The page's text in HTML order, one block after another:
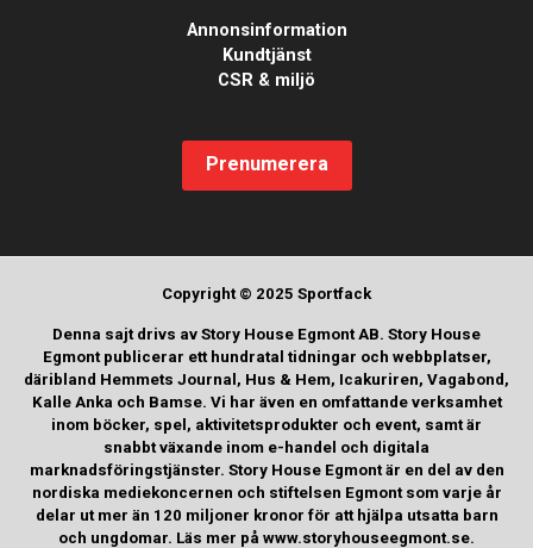
Annonsinformation
Kundtjänst
CSR & miljö
Prenumerera
Copyright © 2025 Sportfack
Denna sajt drivs av Story House Egmont AB. Story House
Egmont publicerar ett hundratal tidningar och webbplatser,
däribland Hemmets Journal, Hus & Hem, Icakuriren, Vagabond,
Kalle Anka och Bamse. Vi har även en omfattande verksamhet
inom böcker, spel, aktivitetsprodukter och event, samt är
snabbt växande inom e-handel och digitala
marknadsföringstjänster. Story House Egmont är en del av den
nordiska mediekoncernen och stiftelsen Egmont som varje år
delar ut mer än 120 miljoner kronor för att hjälpa utsatta barn
och ungdomar. Läs mer på www.storyhouseegmont.se.